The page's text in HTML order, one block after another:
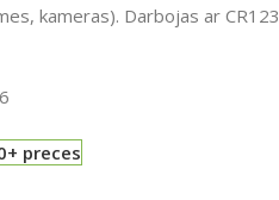
kameras). Darbojas ar
preces